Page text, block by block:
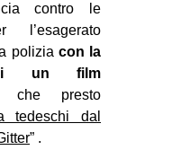
contro le
polizia con la
di un film
che presto
tedeschi dal
” .